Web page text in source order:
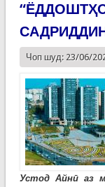
Чоп шуд: 23/06/
Устод Айнӣ аз